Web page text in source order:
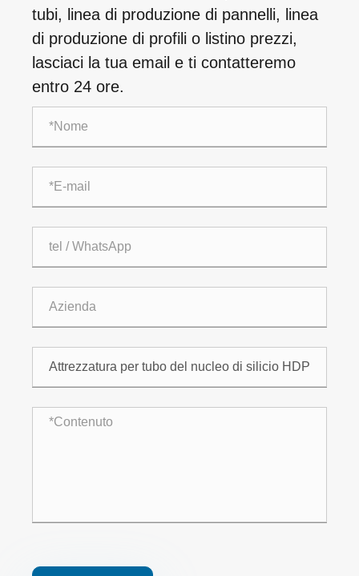
tubi, linea di produzione di pannelli, linea
di produzione di profili o listino prezzi,
lasciaci la tua email e ti contatteremo
entro 24 ore.